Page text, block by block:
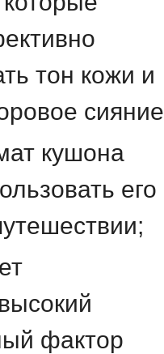
тон кожи и
кушона
его
фактор